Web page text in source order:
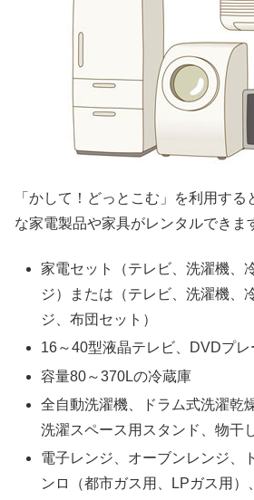
「かして！どっとこむ」を利用する
な家電製品や家具がレンタルできま
家電セット（テレビ、洗濯機、
ジ）または（テレビ、洗濯機、
ジ、布団セット）
16～40型液晶テレビ、DVDプ
容量80～370Lの冷蔵庫
全自動洗濯機、ドラム式洗濯乾
洗濯スペース用スタンド、物干
電子レンジ、オーブンレンジ、
ンロ（都市ガス用、LPガス用）